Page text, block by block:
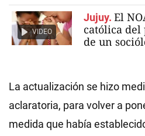
VIDEO
Jujuy. El
católica del
de un
La actualización se hizo
aclaratoria, para volver a
medida que había